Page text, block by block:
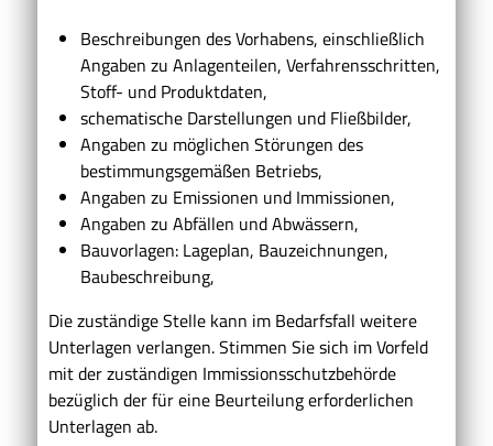
Beschreibungen des Vorhabens, einschließlich
Angaben zu Anlagenteilen, Verfahrensschritten,
Stoff- und Produktdaten,
schematische Darstellungen und Fließbilder,
Angaben zu möglichen Störungen des
bestimmungsgemäßen Betriebs,
Angaben zu Emissionen und Immissionen,
Angaben zu Abfällen und Abwässern,
Bauvorlagen: Lageplan, Bauzeichnungen,
Baubeschreibung,
Die zuständige Stelle kann im Bedarfsfall weitere
Unterlagen verlangen. Stimmen Sie sich im Vorfeld
mit der zuständigen Immissionsschutzbehörde
bezüglich der für eine Beurteilung erforderlichen
Unterlagen ab.